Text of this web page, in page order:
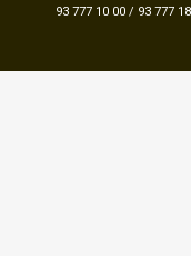
93 777 10 00 / 93 777